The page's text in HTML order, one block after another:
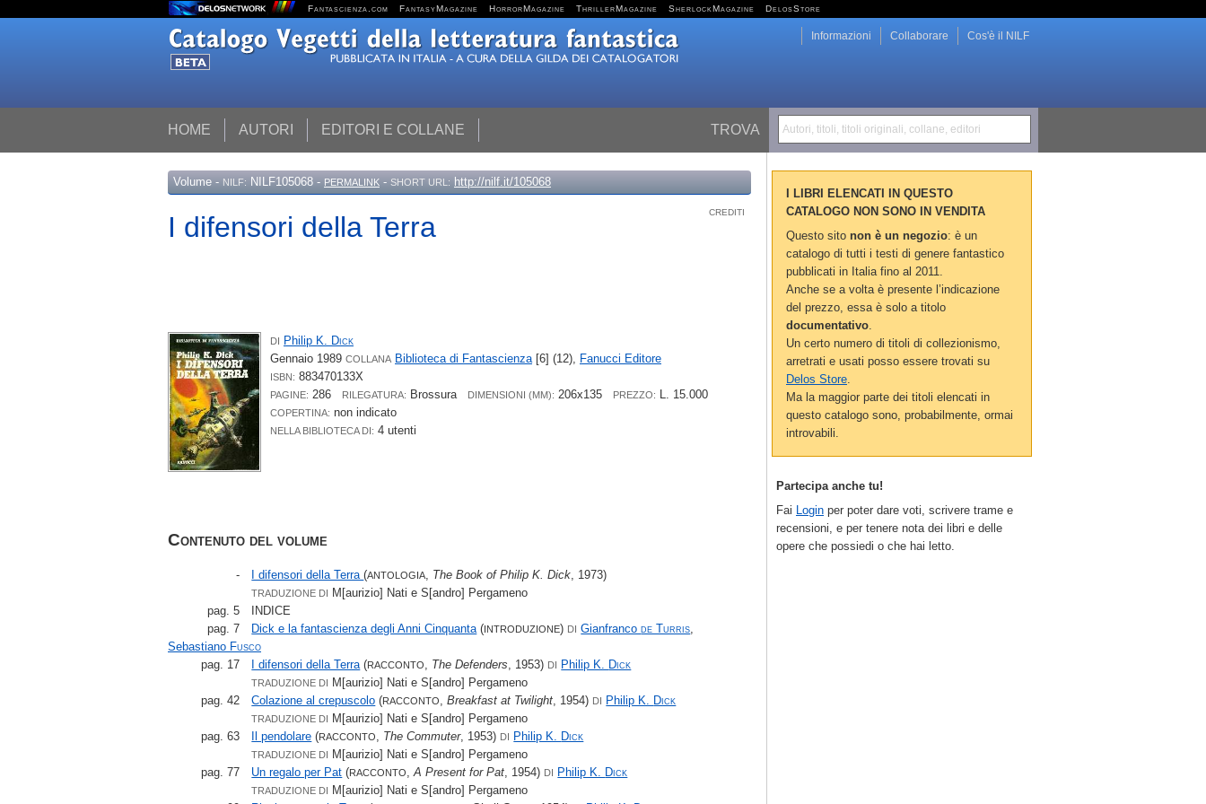
Fantascienza.com FantasyMagazine HorrorMagazine ThrillerMagazine SherlockMagazine DelosStore
TROVA Autori, titoli, titoli originali, collane, editori
HOME AUTORI EDITORI E COLLANE
Cos'è il NILF
Collaborare
Informazioni
Volume - NILF: NILF105068 - PERMALINK - SHORT URL: http://nilf.it/105068
I difensori della Terra CREDITI
DI Philip K. Dick
Gennaio 1989 COLLANA Biblioteca di Fantascienza[6] (12), Fanucci Editore
ISBN: 883470133X
PAGINE: 286 RILEGATURA: Brossura DIMENSIONI (MM): 206x135 PREZZO: L. 15.000
COPERTINA: non indicato
NELLA BIBLIOTECA DI: 4 utenti
Contenuto del volume
- I difensori della Terra(ANTOLOGIA The Book of Philip K. Dick , 1973)
TRADUZIONE DI M[aurizio] Nati e S[andro] Pergameno
pag. 5
INDICE
pag. 7
Dick e la fantascienza degli Anni Cinquanta (INTRODUZIONE) DI Gianfrancode Turris
Sebastiano Fusco
pag. 17
I difensori della Terra (RACCONTO The Defenders , 1953) DI Philip K. Dick
TRADUZIONE DI M[aurizio] Nati e S[andro] Pergameno
pag. 42
Colazione al crepuscolo (RACCONTO ,Breakfast at Twilight , 1954) DI Philip K. Dick
TRADUZIONE DI M[aurizio] Nati e S[andro] Pergameno
pag. 63
Il pendolare (RACCONTO The Commuter, 1953) DI Philip K. Dick
TRADUZIONE DI M[aurizio] Nati e S[andro] Pergameno
pag. 77
Un regalo per Pat (RACCONTO ,A Present for Pat , 1954) DI Philip K. Dick
TRADUZIONE DI M[aurizio] Nati e S[andro] Pergameno
I LIBRI ELENCATI IN QUESTO
CATALOGO NON SONO IN VENDITA
Questo sito non è un negozio: è un
catalogo di tutti i testi di genere fantastico
pubblicati in Italia fino al 2011.
Anche se a volta è presente l’indicazione
del prezzo, essa è solo a titolo
documentativo
Un certo numero di titoli di collezionismo,
arretrati e usati posso essere trovati su
Delos Store
Ma la maggior parte dei titoli elencati in
questo catalogo sono, probabilmente, ormai
introvabili.
Partecipa anche tu!
Fai Login per poter dare voti, scrivere trame e
recensioni, e per tenere nota dei libri e delle
opere che possiedi o che hai letto.